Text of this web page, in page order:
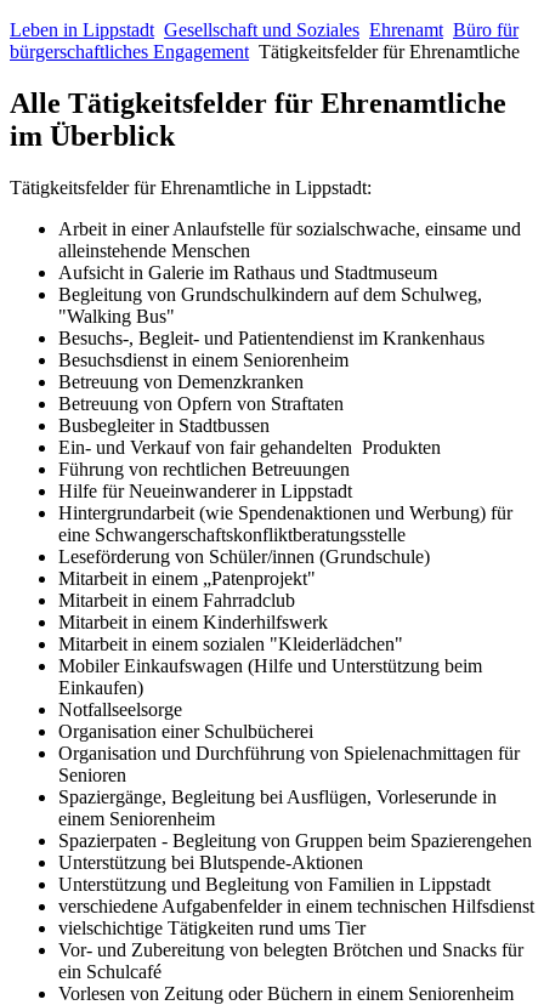
Leben in Lippstadt Gesellschaft und Soziales Ehrenamt Büro für
bürgerschaftliches Engagement Tätigkeitsfelder für Ehrenamtliche
Alle Tätigkeitsfelder für Ehrenamtliche
im Überblick
Tätigkeitsfelder für Ehrenamtliche in Lippstadt:
Arbeit in einer Anlaufstelle für sozialschwache, einsame und
alleinstehende Menschen
Aufsicht in Galerie im Rathaus und Stadtmuseum
Begleitung von Grundschulkindern auf dem Schulweg,
"Walking Bus"
Besuchs-, Begleit- und Patientendienst im Krankenhaus
Besuchsdienst in einem Seniorenheim
Betreuung von Demenzkranken
Betreuung von Opfern von Straftaten
Busbegleiter in Stadtbussen
Ein- und Verkauf von fair gehandelten Produkten
Führung von rechtlichen Betreuungen
Hilfe für Neueinwanderer in Lippstadt
Hintergrundarbeit (wie Spendenaktionen und Werbung) für
eine Schwangerschaftskonfliktberatungsstelle
Leseförderung von Schüler/innen (Grundschule)
Mitarbeit in einem „Patenprojekt"
Mitarbeit in einem Fahrradclub
Mitarbeit in einem Kinderhilfswerk
Mitarbeit in einem sozialen "Kleiderlädchen"
Mobiler Einkaufswagen (Hilfe und Unterstützung beim
Einkaufen)
Notfallseelsorge
Organisation einer Schulbücherei
Organisation und Durchführung von Spielenachmittagen für
Senioren
Spaziergänge, Begleitung bei Ausflügen, Vorleserunde in
einem Seniorenheim
Spazierpaten - Begleitung von Gruppen beim Spazierengehen
Unterstützung bei Blutspende-Aktionen
Unterstützung und Begleitung von Familien in Lippstadt
verschiedene Aufgabenfelder in einem technischen Hilfsdienst
vielschichtige Tätigkeiten rund ums Tier
Vor- und Zubereitung von belegten Brötchen und Snacks für
ein Schulcafé
Vorlesen von Zeitung oder Büchern in einem Seniorenheim